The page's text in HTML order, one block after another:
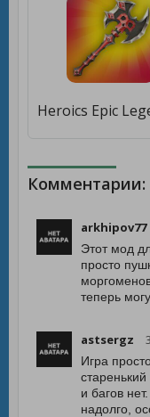
Комментарии:
arkhipov77
Этот мод
просто
теперь
astsergz
Игра
и багов
надолго,